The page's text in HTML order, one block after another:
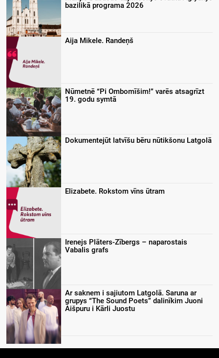
bazilikā programa 2026
Aija Mikele. Randeņš
Nūmetnē “Pi Ombomīšim!” varēs atsagrīzt
19. godu symtā
Dokumentejūt latvīšu bēru nūtikšonu Latgolā
Elizabete. Rokstom vīns ūtram
Irenejs Plāters-Zībergs – naparostais
Vabalis grafs
Ar saknem i sajiutom Latgolā. Saruna ar
grupys “The Sound Poets” dalinīkim Juoni
Aišpuru i Kārli Juostu